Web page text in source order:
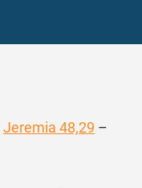
Jeremia 48,29 –